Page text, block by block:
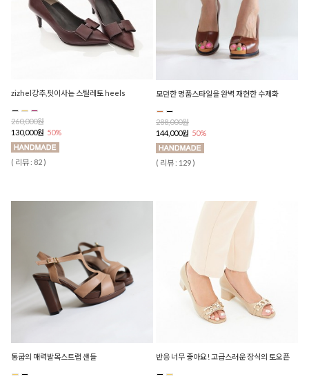
zizhel강추,핏이사는 스틸레토 heels
260,000원
130,000원 50%
( 리뷰 : 82 )
모던한 명품스타일을 완벽 재현한 수제화
288,000원
144,000원 50%
( 리뷰 : 129 )
통굽의 매력발목스트랩 샌들 반응 너무 좋아요! 고급스러운 장식의 토오픈